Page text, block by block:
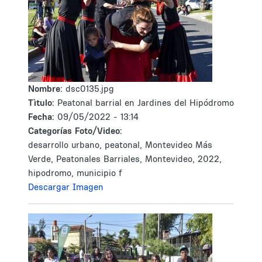
Nombre: dsc0135.jpg
Tìtulo: Peatonal barrial en Jardines del Hipódromo
Fecha: 09/05/2022 - 13:14
Categorías Foto/Video:
desarrollo urbano, peatonal, Montevideo Más
Verde, Peatonales Barriales, Montevideo, 2022,
hipodromo, municipio f
Descargar Imagen